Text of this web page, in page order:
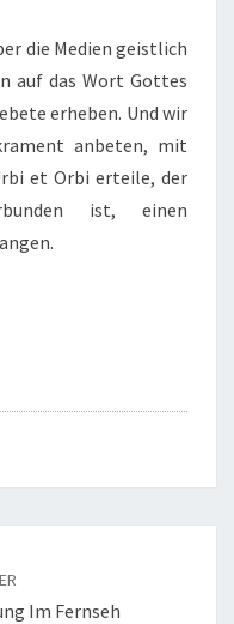
die Medien geistlich
auf das Wort Gottes
erheben. Und wir
anbeten, mit
et Orbi erteile, der
ist, einen
Im Fernseh